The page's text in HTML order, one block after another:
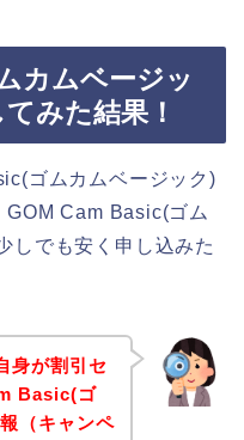
カムベージッ
みた結果！
ゴムカムベージック)
GOM Cam Basic(ゴム
しでも安く申し込みた
身が割引セ
Basic(ゴ
（キャンペ